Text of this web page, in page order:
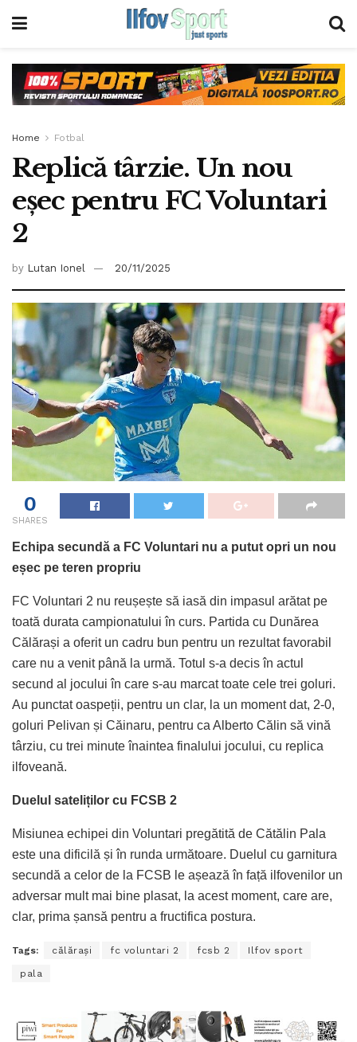
Home Fotbal
Replică târzie. Un nou
eșec pentru FC Voluntari
2
by Lutan Ionel 20/11/2025
0
SHARES
Echipa secundă a FC Voluntari nu a putut opri un nou
eșec pe teren propriu
FC Voluntari 2 nu reușește să iasă din impasul arătat pe
toată durata campionatului în curs. Partida cu Dunărea
Călărași a oferit un cadru bun pentru un rezultat favorabil
care nu a venit până la urmă. Totul s-a decis în actul
secund al jocului în care s-au marcat toate cele trei goluri.
Au punctat oaspeții, pentru un clar, la un moment dat, 2-0,
goluri Pelivan și Căinaru, pentru ca Alberto Călin să vină
târziu, cu trei minute înaintea finalului jocului, cu replica
ilfoveană.
Duelul sateliților cu FCSB 2
Misiunea echipei din Voluntari pregătită de Cătălin Pala
este una dificilă și în runda următoare. Duelul cu garnitura
secundă a celor de la FCSB le așează în față ilfovenilor un
adversar mult mai bine plasat, la acest moment, care are,
clar, prima șansă pentru a fructifica postura.
Tags: călărași fc voluntari 2 fcsb 2 Ilfov sport
pala